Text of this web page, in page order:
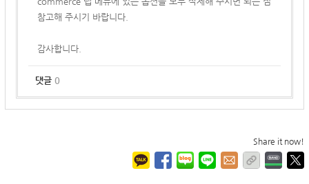
참고해 주시기 바랍니다.
감사합니다.
댓글 0
Share it now!